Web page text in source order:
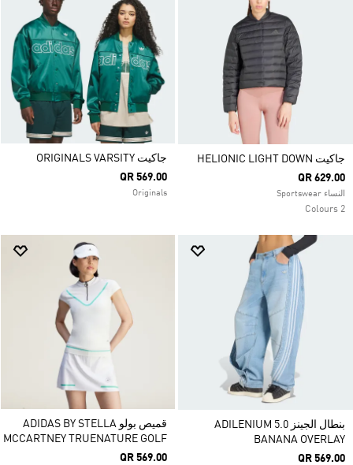
جاكيت HELIONIC LIGHT DOWN
QR 629.00
النساء Sportswear
2 Colours
جاكيت ORIGINALS VARSITY
QR 569.00
Originals
بنطال الجينز ADILENIUM 5.0
BANANA OVERLAY
QR 569.00
قميص بولو ADIDAS BY STELLA
MCCARTNEY TRUENATURE GOLF
QR 569.00